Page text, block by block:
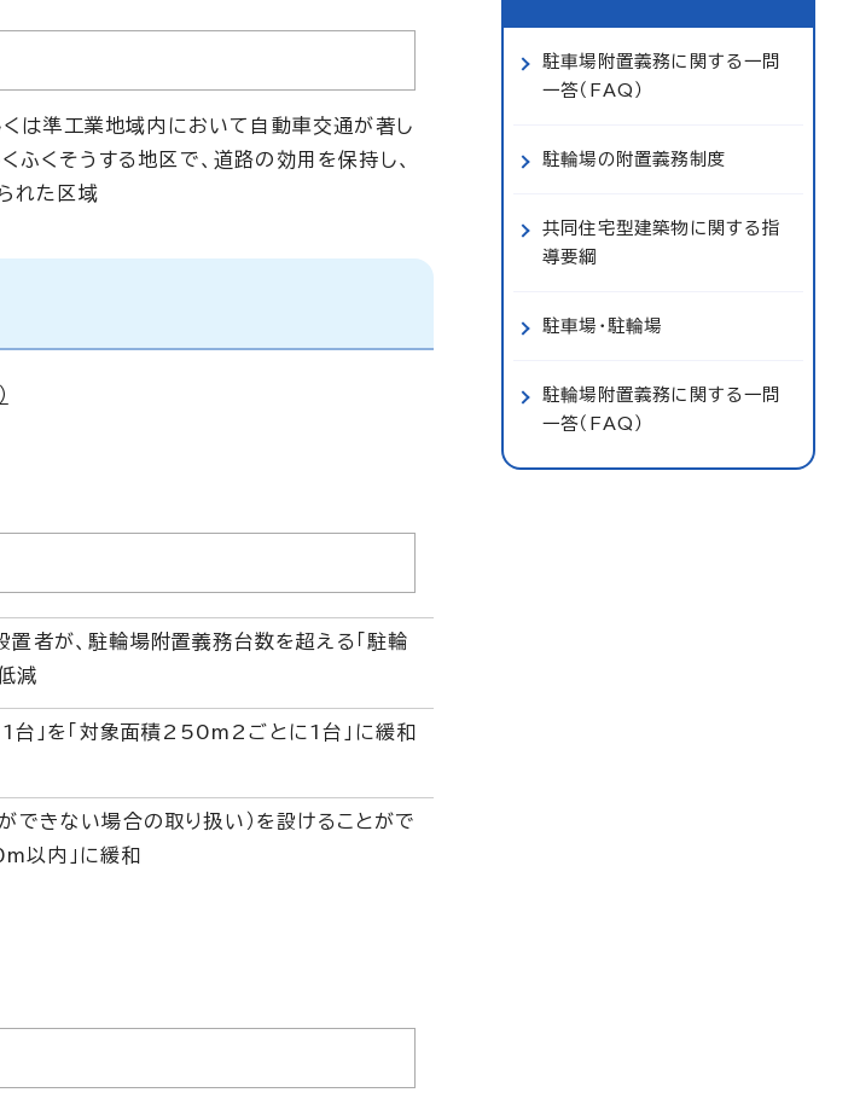
は準工業地域内において自動車交通が著し
くそうする地区で、道路の効用を保持し、
れた区域
者が、駐輪場附置義務台数を超える「駐輪
減
」を「対象面積250m2ごとに1台」に緩和
できない場合の取り扱い）を設けることがで
以内」に緩和
駐車場附置義務に関する一問
一答（FAQ）
駐輪場の附置義務制度
共同住宅型建築物に関する指
導要綱
駐車場・駐輪場
駐輪場附置義務に関する一問
一答（FAQ）